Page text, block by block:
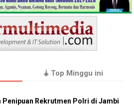
Top Minggu ini
Penipuan Rekrutmen Polri di Jambi